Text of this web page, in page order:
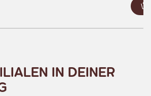
hinzufügen
IN DEINER